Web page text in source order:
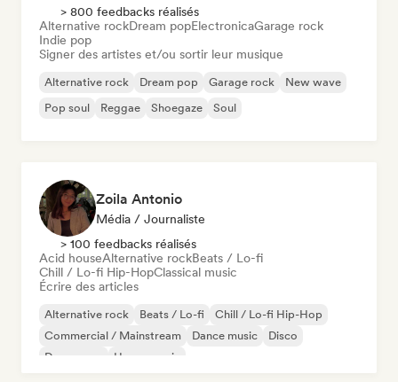
> 800 feedbacks réalisés
Alternative rockDream popElectronicaGarage rock
Indie pop
Signer des artistes et/ou sortir leur musique
Alternative rock Dream pop Garage rock
New wave
Pop soul
Reggae Shoegaze Soul
Zoila Antonio
Média / Journaliste
> 100 feedbacks réalisés
Acid houseAlternative rockBeats / Lo-fi
Chill / Lo-fi Hip-HopClassical music
Écrire des articles
Alternative rock Beats / Lo-fi
Chill / Lo-fi Hip-Hop
Commercial / Mainstream
Dance music
Disco
Dream pop
House music